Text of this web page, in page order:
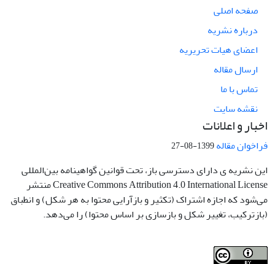
صفحه اصلی
درباره نشریه
اعضای هیات تحریریه
ارسال مقاله
تماس با ما
نقشه سایت
اخبار و اعلانات
فراخوان مقاله1399-08-27
این نشریه ی دارای دسترسی باز، تحت قوانین گواهینامه بین‌المللی
Creative Commons Attribution 4.0 International License منتشر
می‌شود که اجازه اشتراک (تکثیر و بازآرایی محتوا به هر شکل) و انطباق
(بازترکیب، تغییر شکل و بازسازی بر اساس محتوا) را می‌دهد.